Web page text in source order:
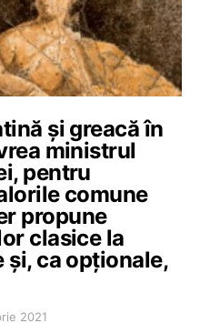
și greacă în
ministrul
pentru
comune
propune
clasice la
ca opționale,
2021